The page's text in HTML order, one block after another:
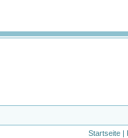
Startseite |